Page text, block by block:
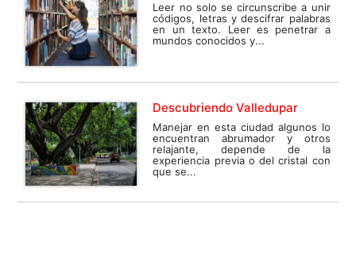
Leer no solo se circunscribe a unir
códigos, letras y descifrar palabras
en un texto. Leer es penetrar a
mundos conocidos y...
Descubriendo Valledupar
Manejar en esta ciudad algunos lo
encuentran abrumador y otros
relajante, depende de la
experiencia previa o del cristal con
que se...